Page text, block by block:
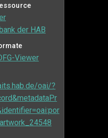
der HAB
Viewer
oai/?